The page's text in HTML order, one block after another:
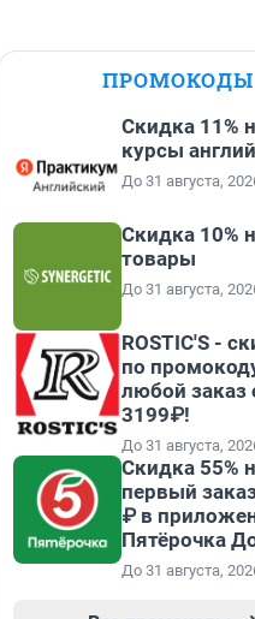
ПРОМОКОДЫ
Скидка 11%
курсы
До 31 августа,
Скидка 10%
товары
До 31 августа,
ROSTIC'S -
по
любой заказ
3199₽!
До 31 августа,
Скидка 55%
первый
₽ в
Пятёрочка
До 31 августа,